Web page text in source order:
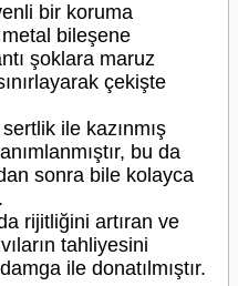
bir koruma
bileşene
şoklara maruz
çekişte
ile kazınmış
bu da
sonra bile kolayca
rijitliğini artıran ve
tahliyesini
ile donatılmıştır.